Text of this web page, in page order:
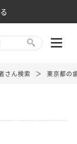
さん検索 東京都の